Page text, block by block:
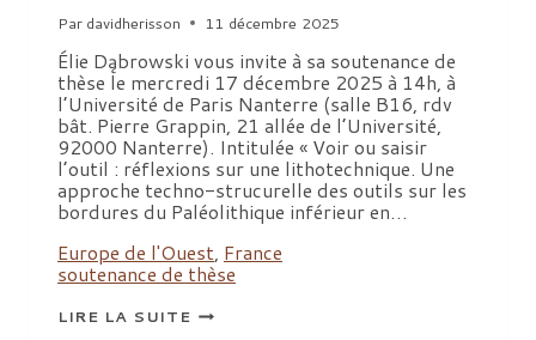
Par davidherisson 11 décembre 2025
Élie Dąbrowski vous invite à sa soutenance de
thèse le mercredi 17 décembre 2025 à 14h, à
l’Université de Paris Nanterre (salle B16, rdv
bât. Pierre Grappin, 21 allée de l’Université,
92000 Nanterre). Intitulée « Voir ou saisir
l’outil : réflexions sur une lithotechnique. Une
approche techno-strucurelle des outils sur les
bordures du Paléolithique inférieur en…
Europe de l'Ouest, France
soutenance de thèse
LIRE LA SUITESOUTENANCE
DE